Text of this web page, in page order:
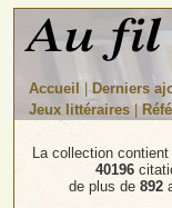
Accueil | Derniers
Jeux littéraires|
La collection
40196
de plus de 892